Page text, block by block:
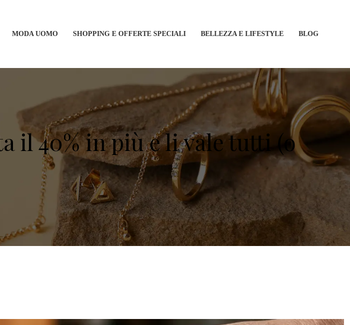
MODA UOMO SHOPPING E OFFERTE SPECIALI BELLEZZA E LIFESTYLE BLOG
il 40% in più e li vale tutti (o